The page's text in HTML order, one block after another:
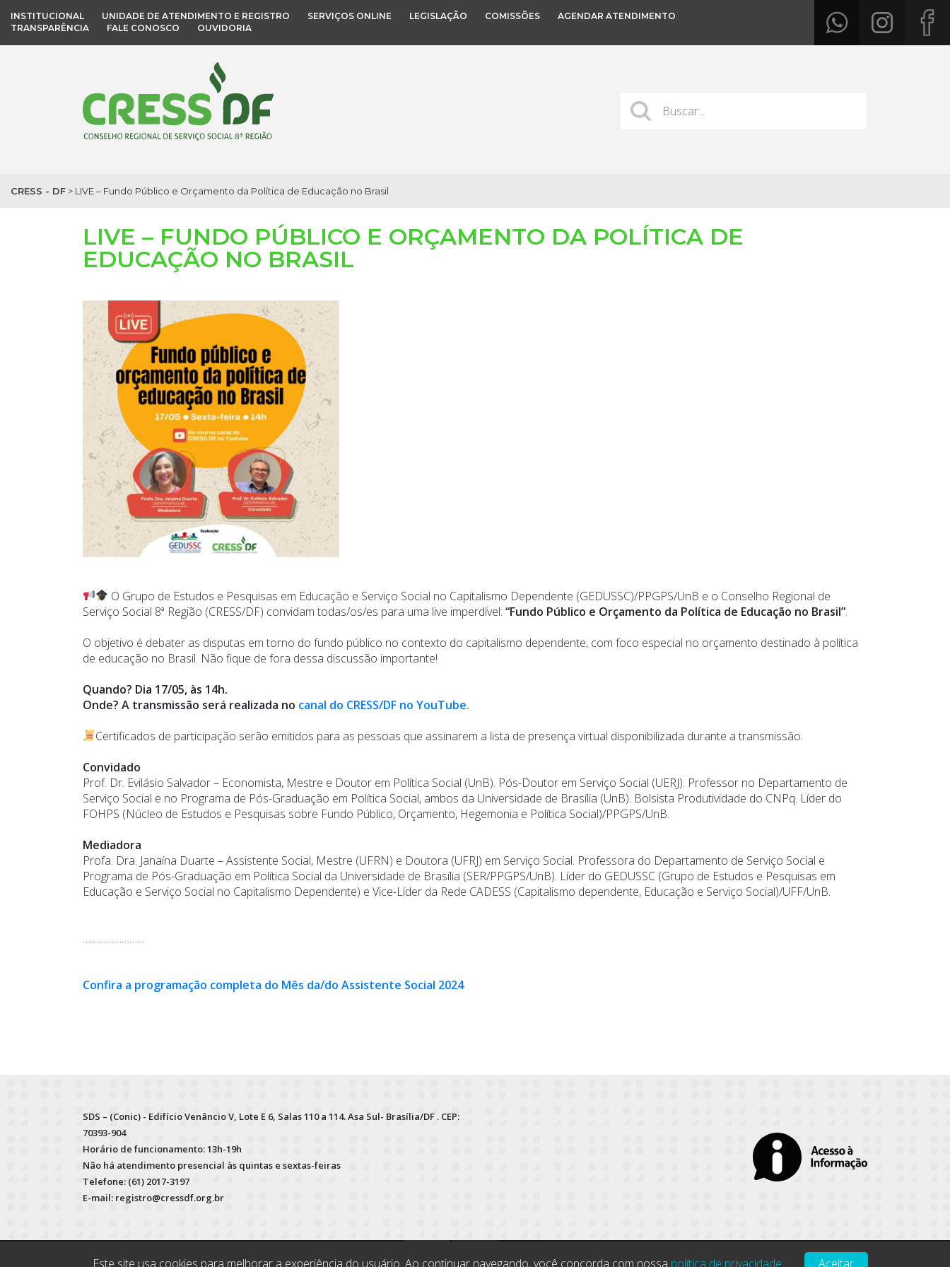
INSTITUCIONAL UNIDADE DE ATENDIMENTO E REGISTRO SERVIÇOS ONLINE LEGISLAÇÃO COMISSÕES
AGENDAR ATENDIMENTO
TRANSPARÊNCIA
FALE CONOSCO OUVIDORIA
CRESS - DF > LIVE – Fundo Público e Orçamento da Política de Educação no Brasil
LIVE – FUNDO PÚBLICO E ORÇAMENTO DA POLÍTICA DE
EDUCAÇÃO NO BRASIL
O Grupo de Estudos e Pesquisas em Educação e Serviço Social no Capitalismo Dependente (GEDUSSC)/PPGPS/UnB e o Conselho Regional de
Serviço Social 8ª Região (CRESS/DF) convidam todas/os/es para uma live imperdível: “Fundo Público e Orçamento da Política de Educação no Brasil”.
O objetivo é debater as disputas em torno do fundo público no contexto do capitalismo dependente, com foco especial no orçamento destinado à política
de educação no Brasil. Não fique de fora dessa discussão importante!
Quando? Dia 17/05, às 14h.
Onde? A transmissão será realizada no canal do CRESS/DF no YouTube.
Certificados de participação serão emitidos para as pessoas que assinarem a lista de presença virtual disponibilizada durante a transmissão.
Convidado
Prof. Dr. Evilásio Salvador – Economista, Mestre e Doutor em Política Social (UnB). Pós-Doutor em Serviço Social (UERJ). Professor no Departamento de
Serviço Social e no Programa de Pós-Graduação em Política Social, ambos da Universidade de Brasília (UnB). Bolsista Produtividade do CNPq. Líder do
FOHPS (Núcleo de Estudos e Pesquisas sobre Fundo Público, Orçamento, Hegemonia e Política Social)/PPGPS/UnB.
Mediadora
Profa. Dra. Janaína Duarte – Assistente Social, Mestre (UFRN) e Doutora (UFRJ) em Serviço Social. Professora do Departamento de Serviço Social e
Programa de Pós-Graduação em Política Social da Universidade de Brasília (SER/PPGPS/UnB). Líder do GEDUSSC (Grupo de Estudos e Pesquisas em
Educação e Serviço Social no Capitalismo Dependente) e Vice-Líder da Rede CADESS (Capitalismo dependente, Educação e Serviço Social)/UFF/UnB.
……………………
Confira a programação completa do Mês da/do Assistente Social 2024
SDS – (Conic) - Edifício Venâncio V, Lote E 6, Salas 110 a 114. Asa Sul- Brasília/DF . CEP:
70393-904
Horário de funcionamento: 13h-19h
Não há atendimento presencial às quintas e sextas-feiras
Telefone: (61) 2017-3197
E-mail: registro@cressdf.org.br
Este site usa cookies para melhorar a experiência do usuário. Ao continuar navegando, você concorda com nossa política de privacidade Aceitar